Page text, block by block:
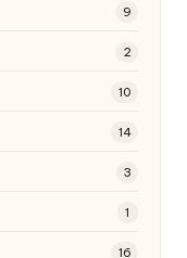
9
2
10
14
3
1
16